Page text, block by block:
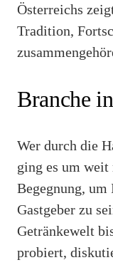
Österreichs
Tradition,
Branche
Wer durch die
ging es um weit
Begegnung, um
Gastgeber zu
Getränkewelt
probiert,